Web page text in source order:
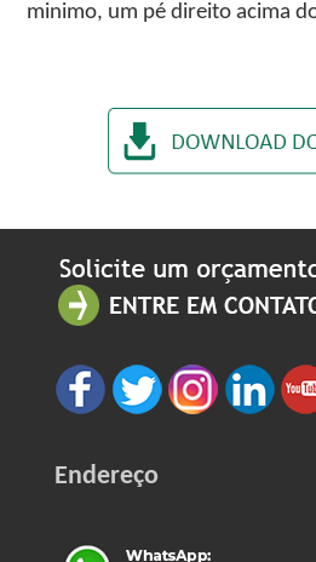
minimo, um pé direito acima
Endereço